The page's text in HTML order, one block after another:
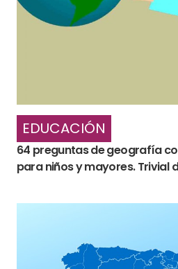
EDUCACIÓN
64 preguntas de geografía
para niños y mayores. Trivial